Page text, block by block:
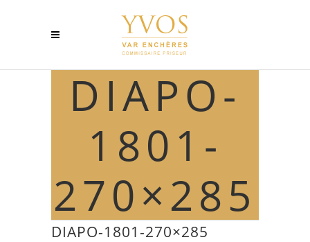
DIAPO-
1801-
270×285
DIAPO-1801-270×285